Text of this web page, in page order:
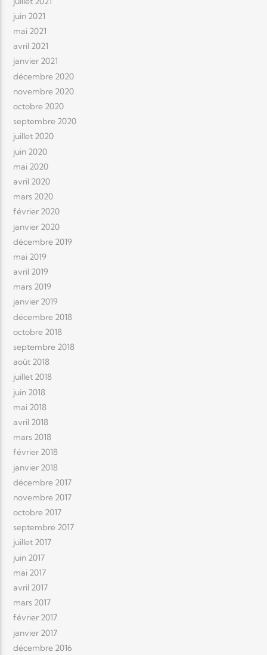
juin 2021
mai 2021
avril 2021
janvier 2021
décembre 2020
novembre 2020
octobre 2020
septembre 2020
juillet 2020
juin 2020
mai 2020
avril 2020
mars 2020
février 2020
janvier 2020
décembre 2019
mai 2019
avril 2019
mars 2019
janvier 2019
décembre 2018
octobre 2018
septembre 2018
août 2018
juillet 2018
juin 2018
mai 2018
avril 2018
mars 2018
février 2018
janvier 2018
décembre 2017
novembre 2017
octobre 2017
septembre 2017
juillet 2017
juin 2017
mai 2017
avril 2017
mars 2017
février 2017
janvier 2017
décembre 2016